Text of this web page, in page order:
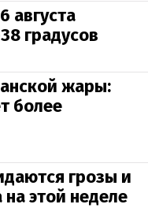
августа
градусов
жары:
более
грозы и
этой неделе